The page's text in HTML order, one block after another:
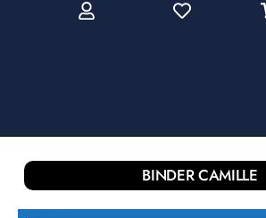
BINDER CAMILLE